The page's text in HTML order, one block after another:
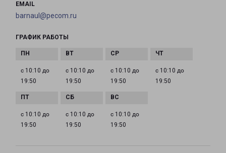
EMAIL
barnaul@pecom.ru
ГРАФИК РАБОТЫ
с 10:10 до
19:50
с 10:10 до
19:50
с 10:10 до
19:50
с 10:10 до
19:50
с 10:10 до
19:50
с 10:10 до
19:50
с 10:10 до
19:50